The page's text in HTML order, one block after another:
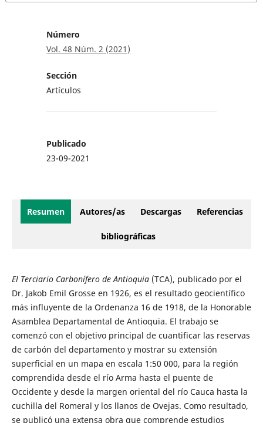
Número
Vol. 48 Núm. 2 (2021)
Sección
Artículos
Publicado
23-09-2021
Resumen Autores/as Descargas Referencias
bibliográficas
El Terciario Carbonífero de Antioquia (TCA), publicado por el
Dr. Jakob Emil Grosse en 1926, es el resultado geocientífico
más influyente de la Ordenanza 16 de 1918, de la Honorable
Asamblea Departamental de Antioquia. El trabajo se
comenzó con el objetivo principal de cuantificar las reservas
de carbón del departamento y mostrar su extensión
superficial en un mapa en escala 1:50 000, para la región
comprendida desde el río Arma hasta el puente de
Occidente y desde la margen oriental del río Cauca hasta la
cuchilla del Romeral y los llanos de Ovejas. Como resultado,
se publicó una extensa obra que comprende estudios